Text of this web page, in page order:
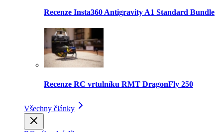
Recenze Insta360 Antigravity A1 Standard Bundle
Recenze RC vrtulníku RMT DragonFly 250
Všechny články